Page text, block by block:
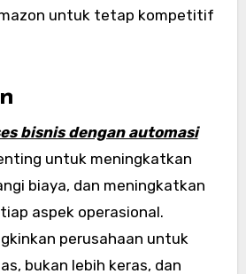
untuk tetap kompetitif
bisnis dengan automasi
untuk meningkatkan
biaya, dan meningkatkan
aspek operasional.
perusahaan untuk
bukan lebih keras, dan